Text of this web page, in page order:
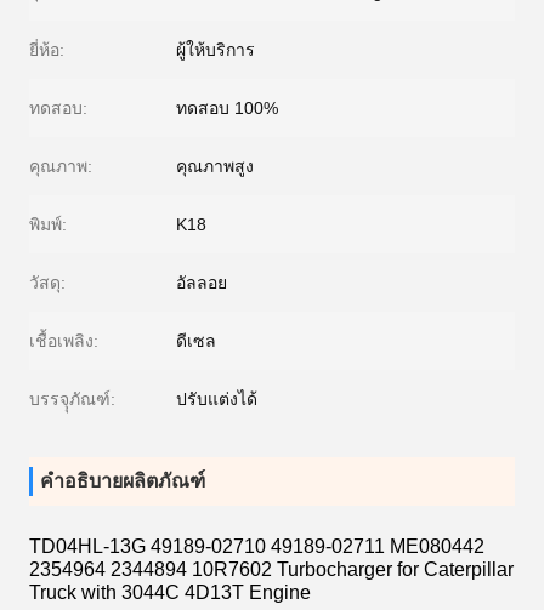
ยี่ห้อ: ผู้ให้บริการ
ทดสอบ: ทดสอบ 100%
คุณภาพ: คุณภาพสูง
พิมพ์: K18
วัสดุ: อัลลอย
เชื้อเพลิง: ดีเซล
บรรจุุภัณฑ์: ปรับแต่งได้
คำอธิบายผลิตภัณฑ์
TD04HL-13G 49189-02710 49189-02711 ME080442
2354964 2344894 10R7602 Turbocharger for Caterpillar
Truck with 3044C 4D13T Engine